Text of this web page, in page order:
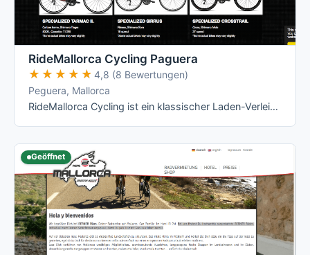
RideMallorca Cycling Paguera
★★★★★
★★★★★ 4,8 (8 Bewertungen)
Peguera, Mallorca
RideMallorca Cycling ist ein klassischer Laden-Verleih am Bulevar de Peguera: Du holst Dein Rad im Shop ab, dort wird es Dir angepasst – …
Geöffnet